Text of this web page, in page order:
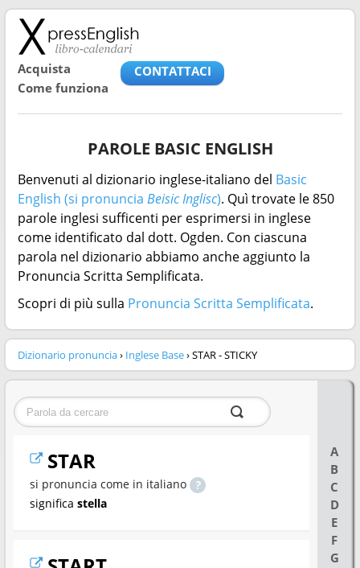
Acquista
Come funziona
CONTATTACI
PAROLE BASIC ENGLISH
Benvenuti al dizionario inglese-italiano del Basic
English (si pronuncia Beisic Inglisc). Quì trovate le 850
parole inglesi sufficenti per esprimersi in inglese
come identificato dal dott. Ogden. Con ciascuna
parola nel dizionario abbiamo anche aggiunto la
Pronuncia Scritta Semplificata.
Scopri di più sulla Pronuncia Scritta Semplificata.
Dizionario pronuncia› Inglese Base› STAR - STICKY
A
B
C
D
E
F
G
STAR
si pronuncia come in italiano
significa stella